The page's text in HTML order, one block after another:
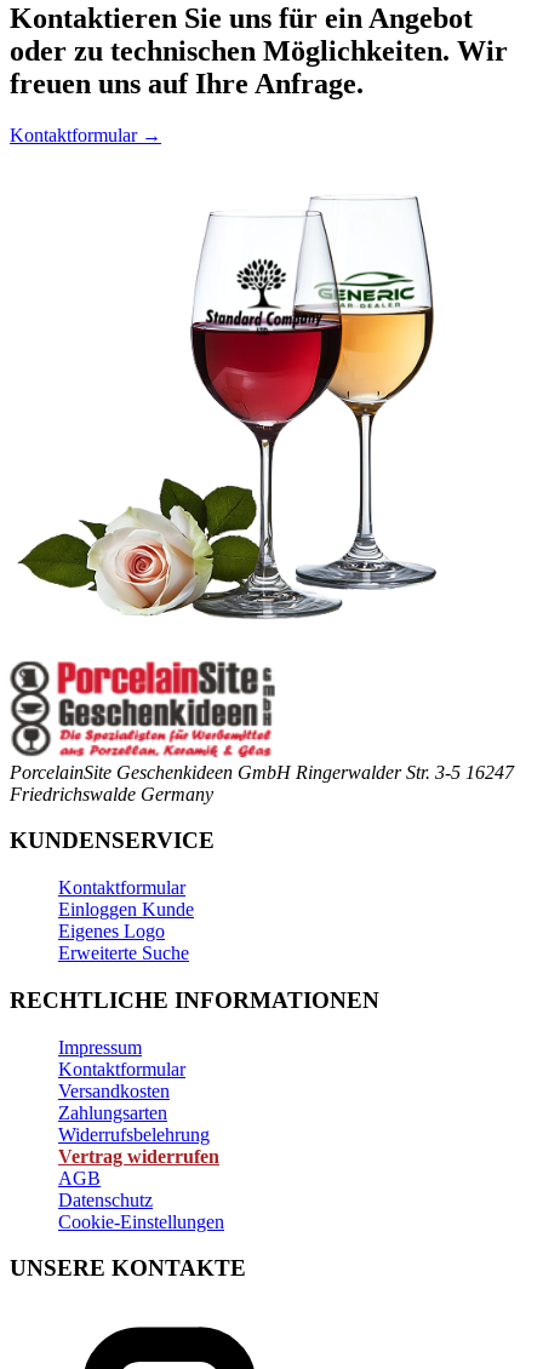
Kontaktieren Sie uns für ein Angebot
oder zu technischen Möglichkeiten. Wir
freuen uns auf Ihre Anfrage.
Kontaktformular →
PorcelainSite Geschenkideen GmbH Ringerwalder Str. 3-5 16247
Friedrichswalde Germany
KUNDENSERVICE
Kontaktformular
Einloggen Kunde
Eigenes Logo
Erweiterte Suche
RECHTLICHE INFORMATIONEN
Impressum
Kontaktformular
Versandkosten
Zahlungsarten
Widerrufsbelehrung
Vertrag widerrufen
AGB
Datenschutz
Cookie-Einstellungen
UNSERE KONTAKTE